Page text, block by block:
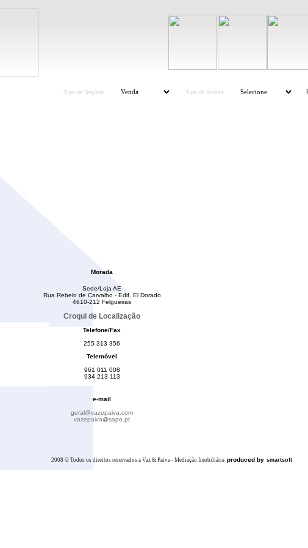
Tipo de Negócio Tipo de Imóvel
Morada
Sede/Loja AE
Rua Rebelo de Carvalho - Edif. El Dorado
4610-212 Felgueiras
Croqui de Localização
Telefone/Fax
255 313 356
Telemóvel
961 011 008
934 213 113
e-mail
geral@vazepaiva.com
vazepaiva@sapo.pt
2008 © Todos os direitos reservados a Vaz & Paiva - Mediação Imobiliária produced by smartsoft